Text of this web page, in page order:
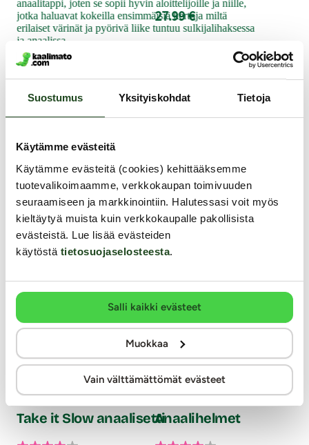
Suostumus Yksityiskohdat Tietoja
Käytämme evästeitä
Käytämme evästeitä (cookies) kehittääksemme
tuotevalikoimaamme, verkkokaupan toimivuuden
seuraamiseen ja markkinointiin. Halutessasi voit myös
kieltäytyä muista kuin verkkokaupalle pakollisista
evästeistä. Lue lisää evästeiden
käytöstä tietosuojaselosteesta.
Salli kaikki evästeet
Muokkaa
Vain välttämättömät evästeet
anaalitappi, joten se sopii hyvin aloittelijoille ja niille,
jotka haluavat kokeilla ensimmäisiä kertoja miltä
erilaiset värinät ja pyörivä liike tuntuu sulkijalihaksessa
ja anaalissa.
34.99 €
27.99 €
Muut asiakkaat ostivat
Fifty Shades of Grey
Take it Slow anaalisettiAnaalihelmet